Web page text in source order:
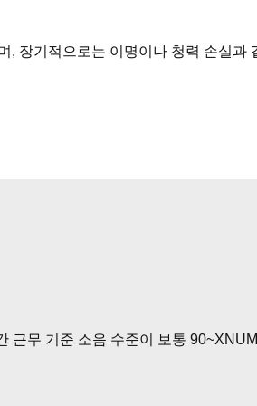
, 장기적으로는 이명이나 청력 손실과
근무 기준 소음 수준이 보통